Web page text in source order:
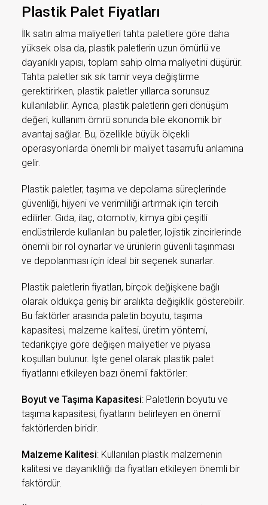
Plastik Palet Fiyatları
İlk satın alma maliyetleri tahta paletlere göre daha
yüksek olsa da, plastik paletlerin uzun ömürlü ve
dayanıklı yapısı, toplam sahip olma maliyetini düşürür.
Tahta paletler sık sık tamir veya değiştirme
gerektirirken, plastik paletler yıllarca sorunsuz
kullanılabilir. Ayrıca, plastik paletlerin geri dönüşüm
değeri, kullanım ömrü sonunda bile ekonomik bir
avantaj sağlar. Bu, özellikle büyük ölçekli
operasyonlarda önemli bir maliyet tasarrufu anlamına
gelir.
Plastik paletler, taşıma ve depolama süreçlerinde
güvenliği, hijyeni ve verimliliği artırmak için tercih
edilirler. Gıda, ilaç, otomotiv, kimya gibi çeşitli
endüstrilerde kullanılan bu paletler, lojistik zincirlerinde
önemli bir rol oynarlar ve ürünlerin güvenli taşınması
ve depolanması için ideal bir seçenek sunarlar.
Plastik paletlerin fiyatları, birçok değişkene bağlı
olarak oldukça geniş bir aralıkta değişiklik gösterebilir.
Bu faktörler arasında paletin boyutu, taşıma
kapasitesi, malzeme kalitesi, üretim yöntemi,
tedarikçiye göre değişen maliyetler ve piyasa
koşulları bulunur. İşte genel olarak plastik palet
fiyatlarını etkileyen bazı önemli faktörler:
Boyut ve Taşıma Kapasitesi: Paletlerin boyutu ve
taşıma kapasitesi, fiyatlarını belirleyen en önemli
faktörlerden biridir.
Malzeme Kalitesi: Kullanılan plastik malzemenin
kalitesi ve dayanıklılığı da fiyatları etkileyen önemli bir
faktördür.